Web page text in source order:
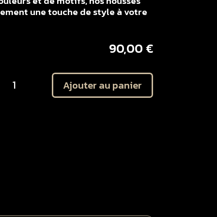
une touche de style à votre
90,00 €
Ajouter au panier